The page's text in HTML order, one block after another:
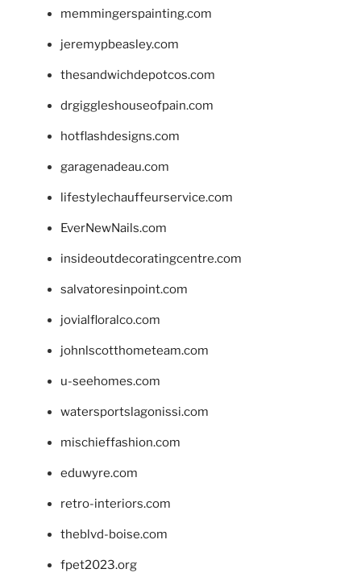
memmingerspainting.com
jeremypbeasley.com
thesandwichdepotcos.com
drgiggleshouseofpain.com
hotflashdesigns.com
garagenadeau.com
lifestylechauffeurservice.com
EverNewNails.com
insideoutdecoratingcentre.com
salvatoresinpoint.com
jovialfloralco.com
johnlscotthometeam.com
u-seehomes.com
watersportslagonissi.com
mischieffashion.com
eduwyre.com
retro-interiors.com
theblvd-boise.com
fpet2023.org